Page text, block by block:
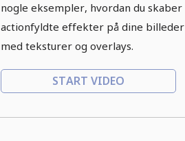
nogle eksempler, hvordan du skaber
actionfyldte effekter på dine billeder
med teksturer og overlays.
START VIDEO